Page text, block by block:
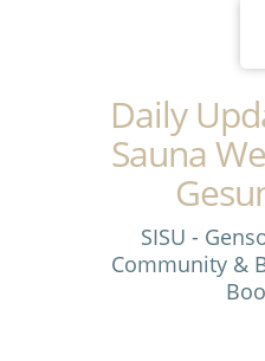
Daily
Sauna
SISU -
Community &